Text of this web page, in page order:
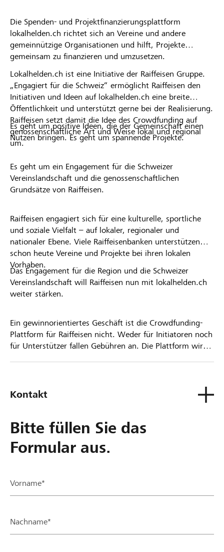
Die Spenden- und Projektfinanzierungsplattform
lokalhelden.ch richtet sich an Vereine und andere
gemeinnützige Organisationen und hilft, Projekte
gemeinsam zu finanzieren und umzusetzen.
Lokalhelden.ch ist eine Initiative der Raiffeisen Gruppe.
„Engagiert für die Schweiz“ ermöglicht Raiffeisen den
Initiativen und Ideen auf lokalhelden.ch eine breite
Öffentlichkeit und unterstützt gerne bei der Realisierung.
Raiffeisen setzt damit die Idee des Crowdfunding auf
genossenschaftliche Art und Weise lokal und regional
um.
Es geht um positive Ideen, die der Gemeinschaft einen
Nutzen bringen. Es geht um spannende Projekte.
Es geht um ein Engagement für die Schweizer
Vereinslandschaft und die genossenschaftlichen
Grundsätze von Raiffeisen.
Raiffeisen engagiert sich für eine kulturelle, sportliche
und soziale Vielfalt – auf lokaler, regionaler und
nationaler Ebene. Viele Raiffeisenbanken unterstützen
schon heute Vereine und Projekte bei ihren lokalen
Vorhaben.
Das Engagement für die Region und die Schweizer
Vereinslandschaft will Raiffeisen nun mit lokalhelden.ch
weiter stärken.
Ein gewinnorientiertes Geschäft ist die Crowdfunding-
Plattform für Raiffeisen nicht. Weder für Initiatoren noch
für Unterstützer fallen Gebühren an. Die Plattform wird
Kontakt
Bitte füllen Sie das
Formular aus.
Vorname*
Nachname*